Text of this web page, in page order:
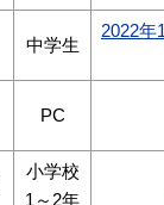
中学生
2022年
PC
小学校
1～2年